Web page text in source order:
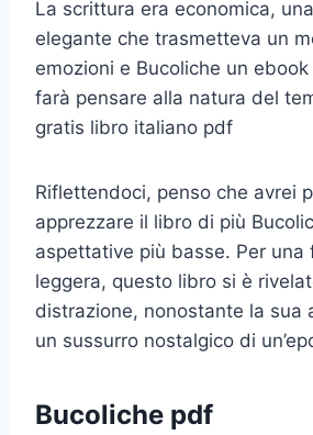
La scrittura era economica,
elegante che trasmetteva un
emozioni e Bucoliche un
farà pensare alla natura del
gratis libro italiano pdf
Riflettendoci, penso che avrei
apprezzare il libro di più
aspettative più basse. Per una
leggera, questo libro si è
distrazione, nonostante la sua
un sussurro nostalgico di
Bucoliche pdf